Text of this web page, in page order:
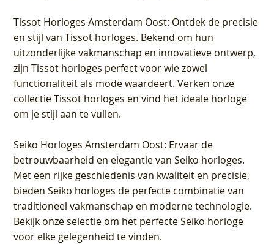
Tissot Horloges Amsterdam Oost: Ontdek de precisie
en stijl van Tissot horloges. Bekend om hun
uitzonderlijke vakmanschap en innovatieve ontwerp,
zijn Tissot horloges perfect voor wie zowel
functionaliteit als mode waardeert. Verken onze
collectie Tissot horloges en vind het ideale horloge
om je stijl aan te vullen.
Seiko Horloges Amsterdam Oost: Ervaar de
betrouwbaarheid en elegantie van Seiko horloges.
Met een rijke geschiedenis van kwaliteit en precisie,
bieden Seiko horloges de perfecte combinatie van
traditioneel vakmanschap en moderne technologie.
Bekijk onze selectie om het perfecte Seiko horloge
voor elke gelegenheid te vinden.